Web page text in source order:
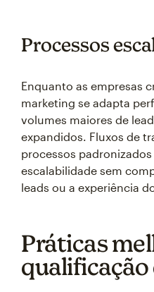
Processos
Enquanto as empresas
marketing se adapta
volumes maiores de
expandidos. Fluxos de
processos
escalabilidade sem
leads ou a experiência
Práticas
qualificação